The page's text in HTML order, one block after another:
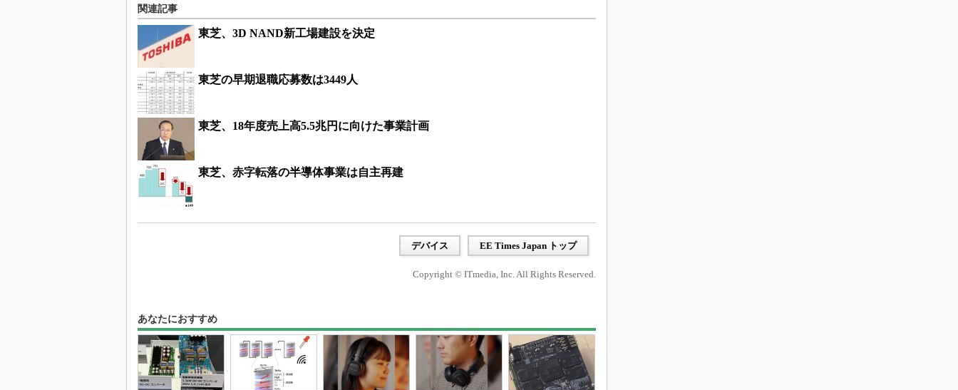
関連記事
東芝、3D NAND新工場建設を決定
東芝の早期退職応募数は3449人
東芝、18年度売上高5.5兆円に向けた事業計画
東芝、赤字転落の半導体事業は自主再建
デバイス EE Times Japan トップ
Copyright © ITmedia, Inc. All Rights Reserved.
あなたにおすすめ